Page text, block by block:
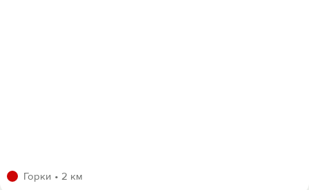
Горки 2 км